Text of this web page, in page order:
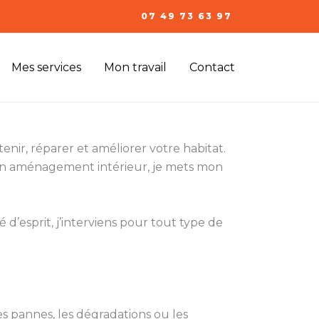
07 49 73 63 97
Mes services Mon travail Contact
réparer et améliorer votre habitat.
aménagement intérieur, je mets mon
j’interviens pour tout type de
les dégradations ou les